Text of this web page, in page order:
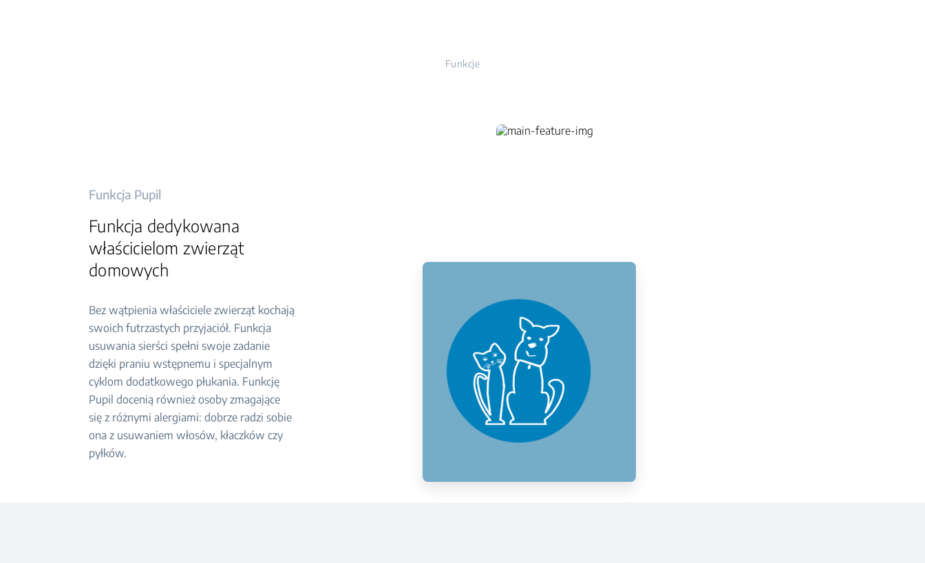
Funkcje
Funkcja Pupil
Funkcja dedykowana
właścicielom zwierząt
domowych
Bez wątpienia właściciele zwierząt kochają
swoich futrzastych przyjaciół. Funkcja
usuwania sierści spełni swoje zadanie
dzięki praniu wstępnemu i specjalnym
cyklom dodatkowego płukania. Funkcję
Pupil docenią również osoby zmagające
się z różnymi alergiami: dobrze radzi sobie
ona z usuwaniem włosów, kłaczków czy
pyłków.